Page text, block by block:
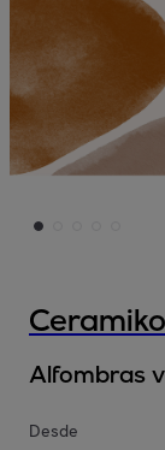
Ceramiko
Alfombras
Desde